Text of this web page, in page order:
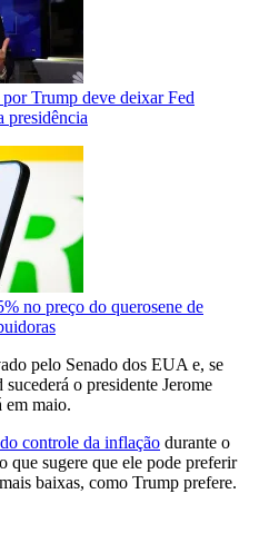
Trump deve deixar Fed
presidência
no preço do querosene de
pelo Senado dos EUA e, se
o presidente Jerome
em maio.
controle da inflação durante o
que sugere que ele pode preferir
baixas, como Trump prefere.